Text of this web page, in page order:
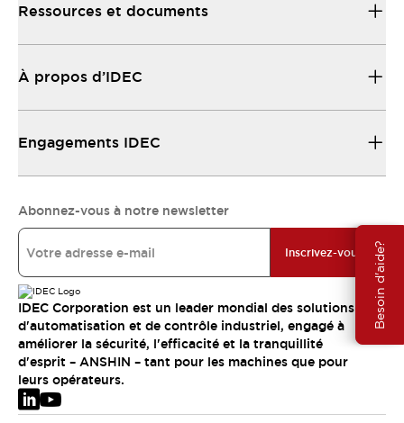
Besoin d'aide?
Ressources et documents
À propos d’IDEC
Engagements IDEC
Abonnez-vous à notre newsletter
Inscrivez-vous
IDEC Corporation est un leader mondial des solutions
d'automatisation et de contrôle industriel, engagé à
améliorer la sécurité, l'efficacité et la tranquillité
d'esprit – ANSHIN – tant pour les machines que pour
leurs opérateurs.